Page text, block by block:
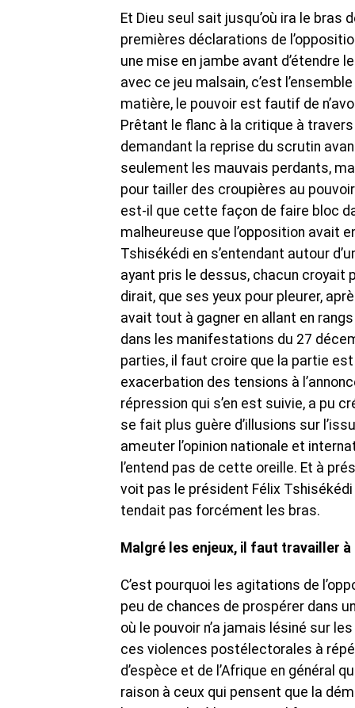
Et Dieu seul sait jusqu’où ira le bras
premières déclarations de
une mise en jambe avant d’étendre
avec ce jeu malsain, c’est
matière, le pouvoir est fautif de
Prêtant le flanc à la critique à
demandant la reprise du scrutin
seulement les mauvais perdants,
pour tailler des croupières au
est-il que cette façon de faire bloc
malheureuse que l’opposition avait
Tshisékédi en s’entendant autour
ayant pris le dessus, chacun croyait
dirait, que ses yeux pour pleurer,
avait tout à gagner en allant en
dans les manifestations du 27
parties, il faut croire que la partie est
exacerbation des tensions à
répression qui s’en est suivie, a pu
se fait plus guère d’illusions sur
ameuter l’opinion nationale et
l’entend pas de cette oreille. Et à
voit pas le président Félix
tendait pas forcément les bras.
Malgré les enjeux, il faut travailler
C’est pourquoi les agitations de
peu de chances de prospérer dans
où le pouvoir n’a jamais lésiné sur
ces violences postélectorales à
d’espèce et de l’Afrique en général
raison à ceux qui pensent que la